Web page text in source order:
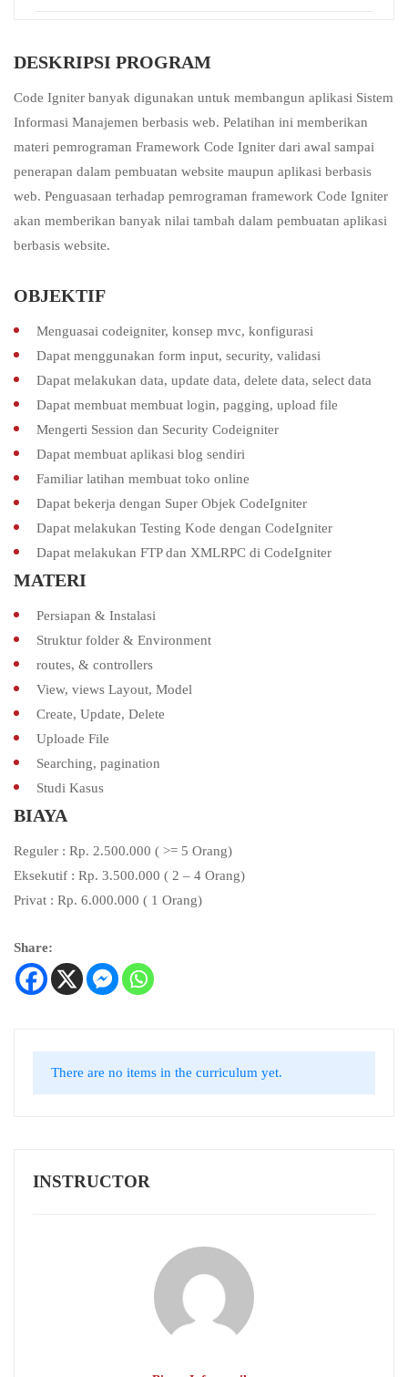
DESKRIPSI PROGRAM
Code Igniter banyak digunakan untuk membangun aplikasi Sistem
Informasi Manajemen berbasis web. Pelatihan ini memberikan
materi pemrograman Framework Code Igniter dari awal sampai
penerapan dalam pembuatan website maupun aplikasi berbasis
web. Penguasaan terhadap pemrograman framework Code Igniter
akan memberikan banyak nilai tambah dalam pembuatan aplikasi
berbasis website.
OBJEKTIF
Menguasai codeigniter, konsep mvc, konfigurasi
Dapat menggunakan form input, security, validasi
Dapat melakukan data, update data, delete data, select data
Dapat membuat membuat login, pagging, upload file
Mengerti Session dan Security Codeigniter
Dapat membuat aplikasi blog sendiri
Familiar latihan membuat toko online
Dapat bekerja dengan Super Objek CodeIgniter
Dapat melakukan Testing Kode dengan CodeIgniter
Dapat melakukan FTP dan XMLRPC di CodeIgniter
MATERI
Persiapan & Instalasi
Struktur folder & Environment
routes, & controllers
View, views Layout, Model
Create, Update, Delete
Uploade File
Searching, pagination
Studi Kasus
BIAYA
Reguler : Rp. 2.500.000 ( >= 5 Orang)
Eksekutif : Rp. 3.500.000 ( 2 – 4 Orang)
Privat : Rp. 6.000.000 ( 1 Orang)
Share:
There are no items in the curriculum yet.
INSTRUCTOR